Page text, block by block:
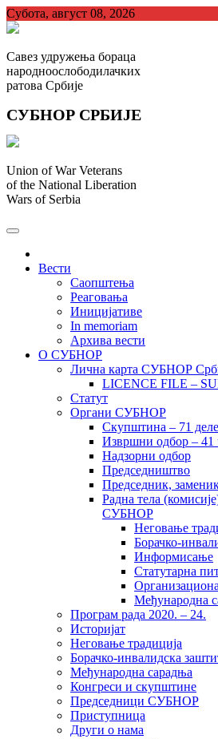
Skip
to
Субота, август 08, 2026
Савез удружења бораца
народноослободилачких
ратова Србије
СУБНОР СРБИЈЕ
Union of War Veterans
of the National Liberation
Wars of Serbia
Вести
Саопштења
Реаговања
Иницијативе
In memoriam
Архива вести
О СУБНОР
Лична карта СУБНОР
LICENCE FILE –
Статут
Органи СУБНОР
Скупштина – 71
Извршни одбор – 41
Надзорни одбор
Председништво
Председник,
Радна тела
СУБНОР
Неговање
Борачко-
Информисање
Статутарна
Међународна
Програм рада 2020. – 24.
Историјат
Неговање традиција
Борачко-инвалидска
Међународна сарадња
Конгреси и скупштине
Председници СУБНОР
Приступница
Други о нама